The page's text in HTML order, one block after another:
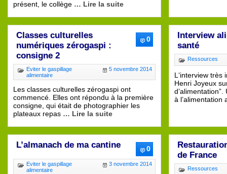
présent, le collège … Lire la suite
0
Classes culturelles
numériques zérogaspi :
consigne 2
5 novembre 2014
Eviter le gaspillage
alimentaire
Les classes culturelles zérogaspi ont
commencé. Elles ont répondu à la première
consigne, qui était de photographier les
plateaux repas … Lire la suite
Interview
santé
Ressources
L‘interview très
Henri Joyeux
à l’alimentation
0
L’almanach de ma cantine
3 novembre 2014
Eviter le gaspillage
alimentaire
de France
Ressources